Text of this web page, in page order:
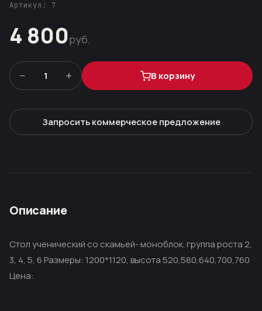
Артикул: 7
4 800руб.
− 1 + В корзину
Запросить коммерческое предложение
Описание
Стол ученический со скамьей- моноблок. группа роста 2,
3, 4, 5, 6 Размеры: 1200*1120, высота 520,580,640,700,760
Цена: